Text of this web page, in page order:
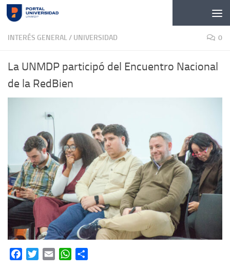
Skip to content
INTERÉS GENERAL/ UNIVERSIDAD 0
La UNMDP participó del Encuentro Nacional
de la RedBien
FacebookTwitterEmail WhatsApp